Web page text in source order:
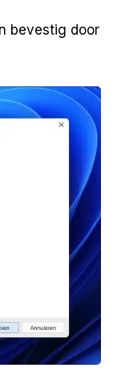
bevestig door